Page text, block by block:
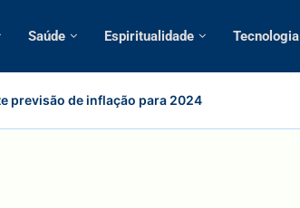
Saúde Espiritualidade Tecnologia
previsão de inflação para 2024